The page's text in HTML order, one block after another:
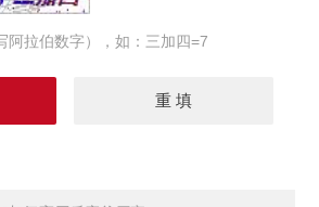
阿拉伯数字），如：三加四=7